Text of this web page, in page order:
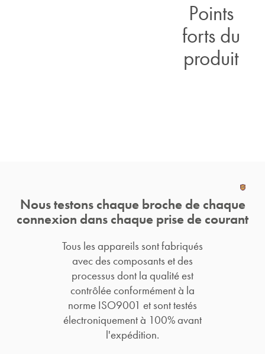
Points
forts du
produit
Nous testons chaque broche de chaque
connexion dans chaque prise de courant
Tous les appareils sont fabriqués
avec des composants et des
processus dont la qualité est
contrôlée conformément à la
norme ISO9001 et sont testés
électroniquement à 100% avant
l'expédition.